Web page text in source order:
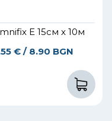
E 15см x 10м
€ / 8.90 BGN